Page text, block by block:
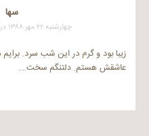
سها
چهارشنبه ۲۲ مهر ۱۳۸۸ در ۵:۴۴ قبل از ظهر
زیبا بود و گرم در این شب سرد.
عاشقش هستم. دلتنگم سخت….